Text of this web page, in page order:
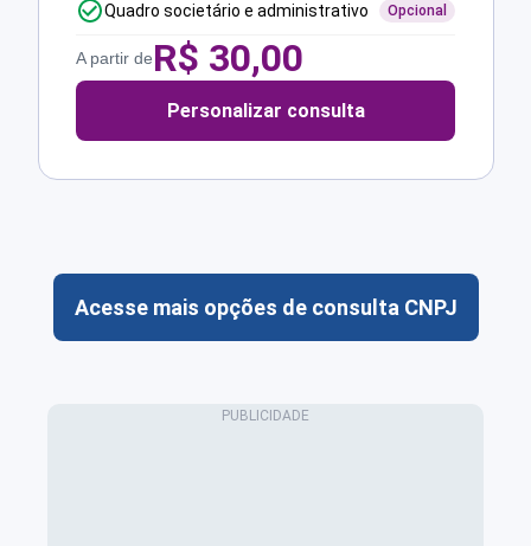
Quadro societário e administrativo Opcional
A partir deR$ 30,00
Personalizar consulta
Acesse mais opções de consulta CNPJ